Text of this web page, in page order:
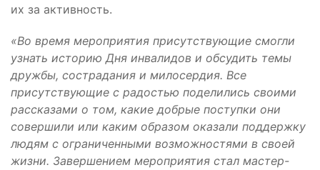
их за активность.
«Во время мероприятия присутствующие смогли
узнать историю Дня инвалидов и обсудить темы
дружбы, сострадания и милосердия. Все
присутствующие с радостью поделились своими
рассказами о том, какие добрые поступки они
совершили или каким образом оказали поддержку
людям с ограниченными возможностями в своей
жизни. Завершением мероприятия стал мастер-